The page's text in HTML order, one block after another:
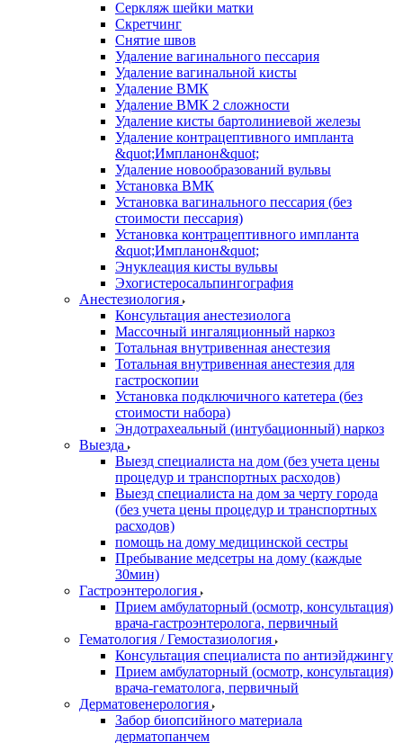
Серкляж шейки матки
Скретчинг
Снятие швов
Удаление вагинального пессария
Удаление вагинальной кисты
Удаление ВМК
Удаление ВМК 2 сложности
Удаление кисты бартолиниевой железы
Удаление контрацептивного импланта
&quot;Импланон&quot;
Удаление новообразований вульвы
Установка ВМК
Установка вагинального пессария (без
стоимости пессария)
Установка контрацептивного импланта
&quot;Импланон&quot;
Энуклеация кисты вульвы
Эхогистеросальпингография
Анестезиология
Консультация анестезиолога
Массочный ингаляционный наркоз
Тотальная внутривенная анестезия
Тотальная внутривенная анестезия для
гастроскопии
Установка подключичного катетера (без
стоимости набора)
Эндотрахеальный (интубационный) наркоз
Выезда
Выезд специалиста на дом (без учета цены
процедур и транспортных расходов)
Выезд специалиста на дом за черту города
(без учета цены процедур и транспортных
расходов)
помощь на дому медицинской сестры
Пребывание медсетры на дому (каждые
30мин)
Гастроэнтерология
Прием амбулаторный (осмотр, консультация)
врача-гастроэнтеролога, первичный
Гематология / Гемостазиология
Консультация специалиста по антиэйджингу
Прием амбулаторный (осмотр, консультация)
врача-гематолога, первичный
Дерматовенерология
Забор биопсийного материала
дерматопанчем